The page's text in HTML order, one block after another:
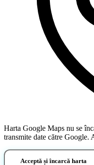
Harta Google Maps nu se
transmite date către Google.
Acceptă și încarcă harta